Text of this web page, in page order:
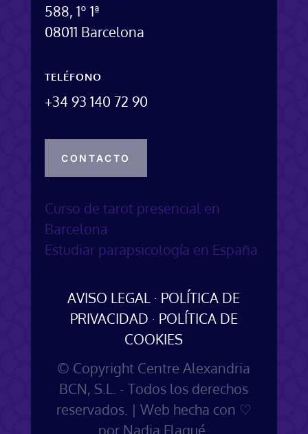
588, 1º 1ª
08011 Barcelona
TELÉFONO
+34 93 140 72 90
CONTACTO
Curso de tarot presencial en
Barcelona
Estudiar parapsicología en España
AVISO LEGAL · POLÍTICA DE
PRIVACIDAD · POLÍTICA DE
COOKIES
© Copyright Centre Alexandria
BCN, S.L. - Todos los derechos
reservados. | Web hecha con ♡
por Nadia Flaqué